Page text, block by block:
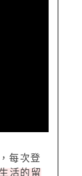
每次登
活的留